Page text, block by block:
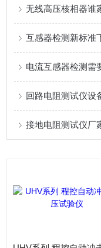
互感器检测新标准
回路电阻测试仪设